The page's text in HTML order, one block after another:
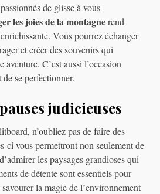
de glisse à vous
les joies de la montagnerend
Vous pourrez échanger
et créer des souvenirs qui
C’est aussi l’occasion
de se perfectionner.
judicieuses
n’oubliez pas de faire des
ci vous permettront non seulement de
les paysages grandioses qui
de détente sont essentiels pour
la magie de l’environnement